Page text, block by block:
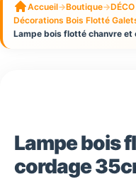
Accueil→Boutique→
Décorations Bois Flotté
Lampe bois flotté chanvre
Lampe bois
cordage